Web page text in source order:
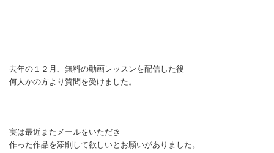
去年の１２月、無料の動画レッスンを配信した後
何人かの方より質問を受けました。
実は最近またメールをいただき
作った作品を添削して欲しいとお願いがありました。